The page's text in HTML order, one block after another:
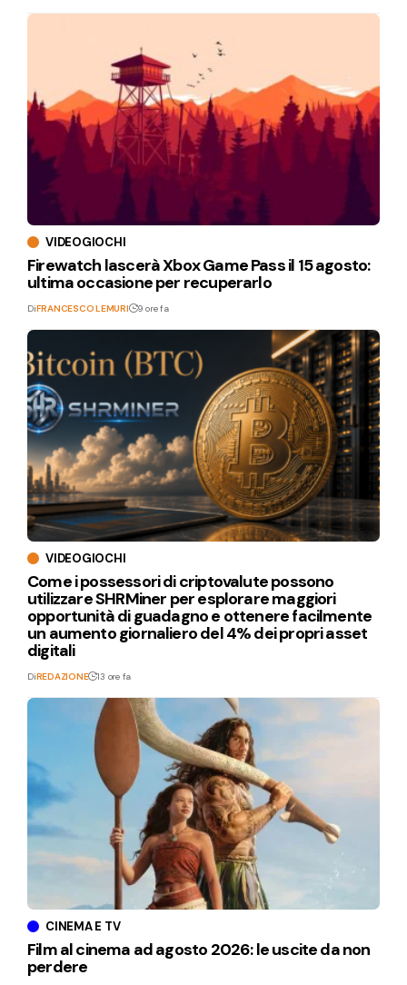
VIDEOGIOCHI
Firewatch lascerà Xbox Game Pass il 15 agosto:
ultima occasione per recuperarlo
DiFRANCESCO LEMURI 9 ore fa
VIDEOGIOCHI
Come i possessori di criptovalute possono
utilizzare SHRMiner per esplorare maggiori
opportunità di guadagno e ottenere facilmente
un aumento giornaliero del 4% dei propri asset
digitali
DiREDAZIONE 13 ore fa
CINEMA E TV
Film al cinema ad agosto 2026: le uscite da non
perdere